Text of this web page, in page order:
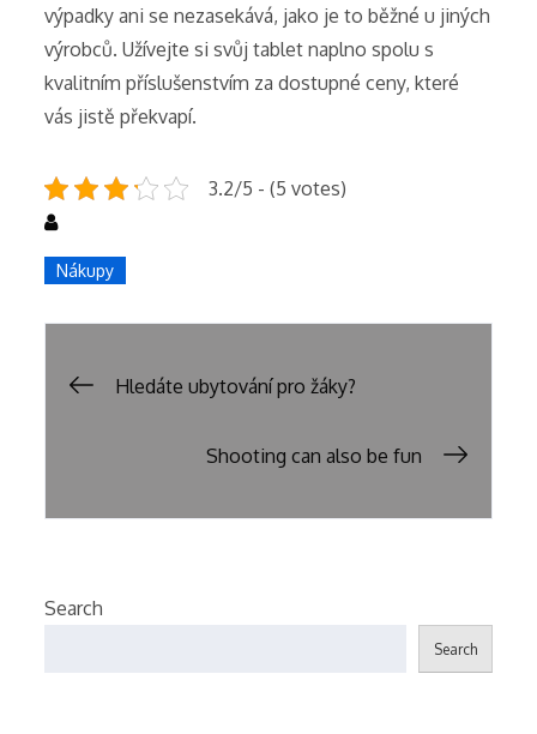
výpadky ani se nezasekává, jako je to běžné u jiných
výrobců. Užívejte si svůj tablet naplno spolu s
kvalitním příslušenstvím za dostupné ceny, které
vás jistě překvapí.
3.2/5 - (5 votes)
Nákupy
Post
navigation
Hledáte ubytování pro žáky?
Shooting can also be fun
Search
Search